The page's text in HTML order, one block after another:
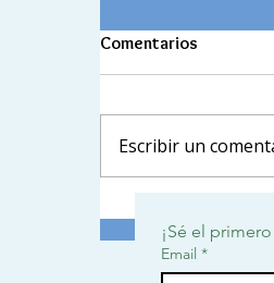
Conmemoración
Trabajador en el
Comentarios
Escribir un
¡Sé el
Email *